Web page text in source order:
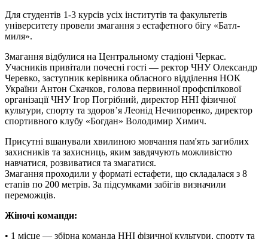
Для студентів 1-3 курсів усіх інститутів та факультетів
університету провели змагання з естафетного бігу «Батл-
миля».
Змагання відбулися на Центральному стадіоні Черкас.
Учасників привітали почесні гості — ректор ЧНУ Олександр
Черевко, заступник керівника обласного відділення НОК
України Антон Скачков, голова первинної профспілкової
організації ЧНУ Ігор Погрібний, директор ННІ фізичної
культури, спорту та здоров’я Леонід Нечипоренко, директор
спортивного клубу «Богдан» Володимир Химич.
Присутні вшанували хвилиною мовчання пам'ять загиблих
захисників та захисниць, яким завдячують можливістю
навчатися, розвиватися та змагатися.
Змагання проходили у форматі естафети, що складалася з 8
етапів по 200 метрів. За підсумками забігів визначили
переможців.
Жіночі команди:
• 1 місце — збірна команда ННІ фізичної культури, спорту та